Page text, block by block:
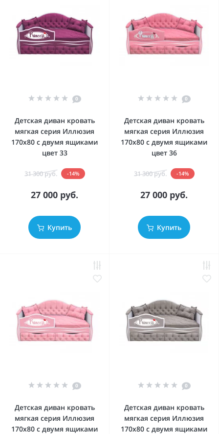
0
Детская диван кровать
мягкая серия Иллюзия
170x80 с двумя ящиками
цвет 33
31 300 руб. -14%
27 000 руб.
Купить
0
Детская диван кровать
мягкая серия Иллюзия
170x80 с двумя ящиками
цвет 36
31 300 руб. -14%
27 000 руб.
Купить
0
Детская диван кровать
мягкая серия Иллюзия
170x80 с двумя ящиками
0
Детская диван кровать
мягкая серия Иллюзия
170x80 с двумя ящиками